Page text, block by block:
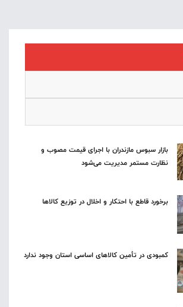
بازار سبوس مازندران با اجرای قیمت مصوب و
نظارت مستمر مدیریت می‌شود
برخورد قاطع با احتکار و اخلال در توزیع کالاها
کمبودی در تأمین کالاهای اساسی استان وجود ندارد